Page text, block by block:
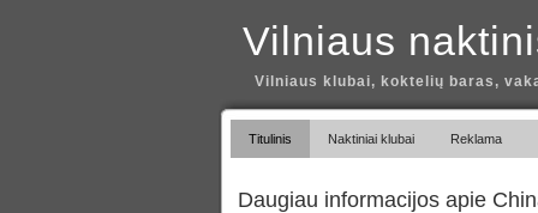
Vilniaus
Vilniaus klubai, koktelių baras,
Titulinis Naktiniai klubai Reklama
Daugiau informacijos apie